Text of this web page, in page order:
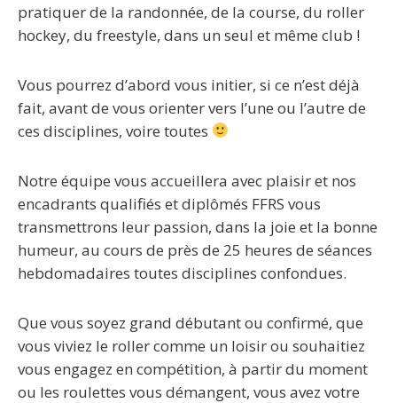
pratiquer de la randonnée, de la course, du roller
hockey, du freestyle, dans un seul et même club !
Vous pourrez d’abord vous initier, si ce n’est déjà
fait, avant de vous orienter vers l’une ou l’autre de
ces disciplines, voire toutes
Notre équipe vous accueillera avec plaisir et nos
encadrants qualifiés et diplômés FFRS vous
transmettrons leur passion, dans la joie et la bonne
humeur, au cours de près de 25 heures de séances
hebdomadaires toutes disciplines confondues.
Que vous soyez grand débutant ou confirmé, que
vous viviez le roller comme un loisir ou souhaitiez
vous engagez en compétition, à partir du moment
ou les roulettes vous démangent, vous avez votre